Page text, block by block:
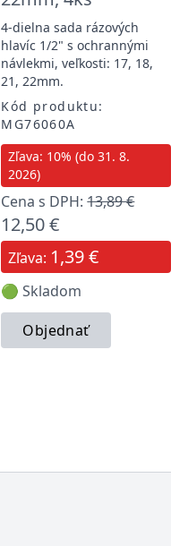
4-dielna sada rázových
hlavíc 1/2" s ochrannými
návlekmi, veľkosti: 17, 18,
21, 22mm.
Kód produktu:
MG76060A
Zľava: 10% (do 31. 8.
2026)
Cena s DPH:13,89 €
12,50 €
Zľava: 1,39 €
🟢 Skladom
Objednať